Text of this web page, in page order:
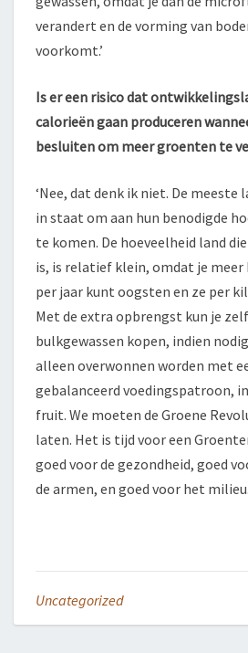
verandert en de vorming van
voorkomt.’
Is er een risico dat
calorieën gaan produceren
besluiten om meer groenten te
‘Nee, dat denk ik niet. De meeste
in staat om aan hun benodigde
te komen. De hoeveelheid land
is, is relatief klein, omdat je meer
per jaar kunt oogsten en ze per
Met de extra opbrengst kun je
bulkgewassen kopen, indien
alleen overwonnen worden met
gebalanceerd voedingspatroon,
fruit. We moeten de Groene
laten. Het is tijd voor een
goed voor de gezondheid, goed
de armen, en goed voor het
Uncategorized